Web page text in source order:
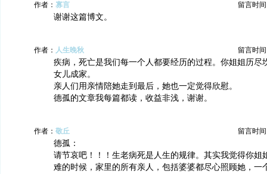
作者： 寡言 留言时间
谢谢这篇博文。
作者： 人生晚秋 留言时间
疾病，死亡是我们每一个人都要经历的过程。你姐姐历尽
女儿成家。
亲人们用亲情陪她走到最后，她也一定觉得欣慰。
德孤的文章我每篇都读，收益非浅，谢谢。
作者： 敬丘 留言时间
德孤：
请节哀吧！！！生老病死是人生的规律。其实我觉得你姐
难的时候，家里的所有亲人，包括婆婆都尽心照顾她，一